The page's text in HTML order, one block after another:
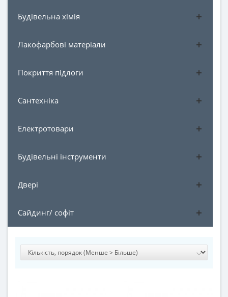
Будівельна хімія
Лакофарбові матеріали
Покриття підлоги
Сантехніка
Електротовари
Будівельні інструменти
Двері
Сайдинг/ софіт